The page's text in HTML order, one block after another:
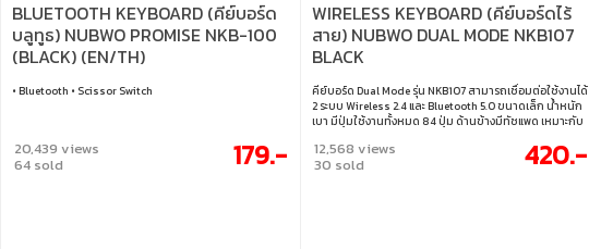
BLUETOOTH KEYBOARD (คีย์บอร์ด
บลูทูธ) NUBWO PROMISE NKB-100
(BLACK) (EN/TH)
• Bluetooth • Scissor Switch
20,439 views
64 sold 179.-
WIRELESS KEYBOARD (คีย์บอร์ดไร้
สาย) NUBWO DUAL MODE NKB107
BLACK
คีย์บอร์ด Dual Mode รุ่น NKB107 สามารถเชื่อมต่อใช้งานได้
2 ระบบ Wireless 2.4 และ Bluetooth 5.0 ขนาดเล็ก น้ำหนัก
เบา มีปุ่มใช้งานทั้งหมด 84 ปุ่ม ด้านข้างมีทัชแพด เหมาะกับ
12,568 views
30 sold 420.-